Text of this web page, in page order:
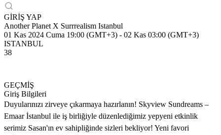
GİRİŞ YAP
Another Planet X Surrrealism Istanbul
01 Kas 2024 Cuma 19:00 (GMT+3) - 02 Kas 03:00 (GMT+3)
ISTANBUL
38
GEÇMİŞ
Giriş Bilgileri
Duyularınızı zirveye çıkarmaya hazırlanın! Skyview Sundreams –
Emaar İstanbul ile iş birliğiyle düzenlediğimiz yepyeni etkinlik
serimiz Sasan'ın ev sahipliğinde sizleri bekliyor! Yeni favori